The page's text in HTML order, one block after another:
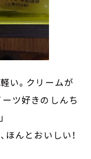
い。クリームが
ーツ好きのしんち
んとおいしい！